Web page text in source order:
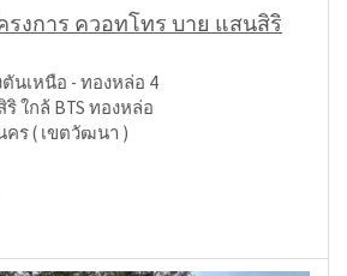
รงการ ควอทโทร บาย แสนสิริ
นเหนือ - ทองหล่อ 4
ใกล้ BTS ทองหล่อ
คร ( เขตวัฒนา )